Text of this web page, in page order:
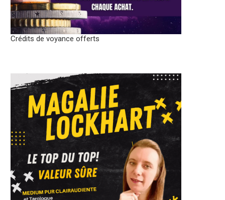
Crédits de voyance offerts